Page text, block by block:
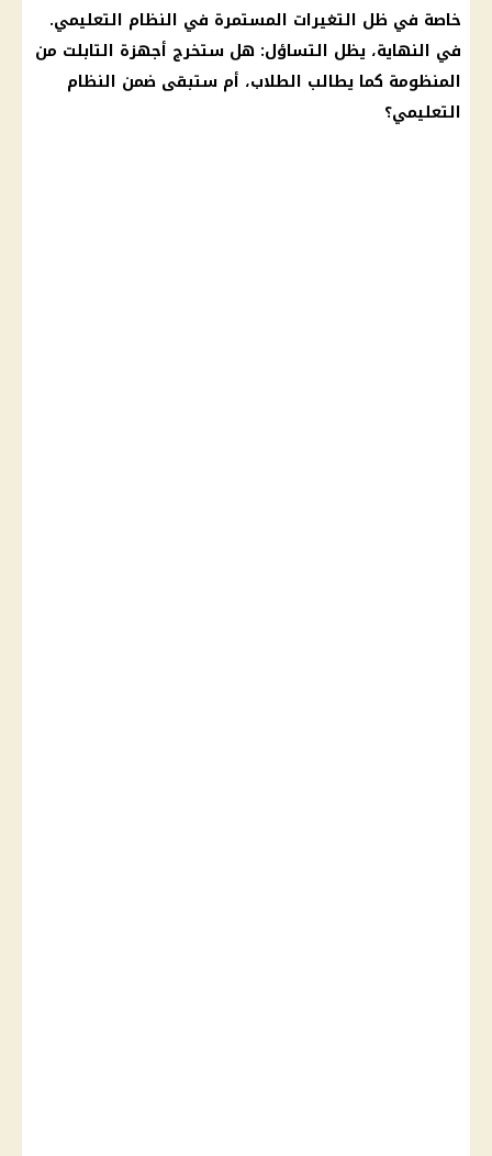
خاصة في ظل التغيرات المستمرة في النظام التعليمي.
في النهاية، يظل التساؤل: هل ستخرج أجهزة التابلت من
المنظومة كما يطالب الطلاب، أم ستبقى ضمن النظام
التعليمي؟